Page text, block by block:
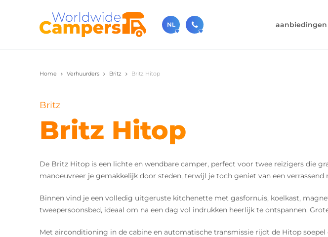
NL aanbiedingen
Home Verhuurders Britz Britz Hitop
Britz
Britz Hitop
De Britz Hitop is een lichte en wendbare camper, perfect voor twee reizigers die
manoeuvreer je gemakkelijk door steden, terwijl je toch geniet van een
Binnen vind je een volledig uitgeruste kitchenette met gasfornuis, koelkast,
tweepersoonsbed, ideaal om na een dag vol indrukken heerlijk te ontspannen.
Met airconditioning in de cabine en automatische transmissie rijdt de Hitop